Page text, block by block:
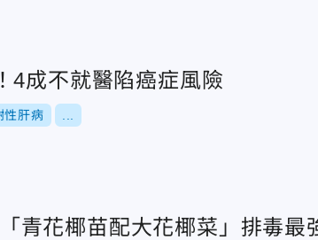
4成不就醫陷癌症風險
性肝病
青花椰苗配大花椰菜」排毒最